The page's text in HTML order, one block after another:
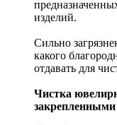
изделий.
Сильно
какого
отдавать для
Чистка
закрепленными